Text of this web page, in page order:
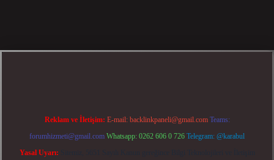
girişbetexper bahis
Reklam ve İletişim: E-mail: backlinkpaneli@gmail.com Teams:
forumhizmeti@gmail.com Whatsapp: 0262 606 0 726 Telegram: @karabul
Yasal Uyarı: